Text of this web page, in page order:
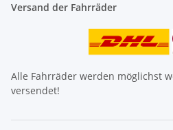
Versand der Fahrräder
Alle Fahrräder werden möglichst
versendet!